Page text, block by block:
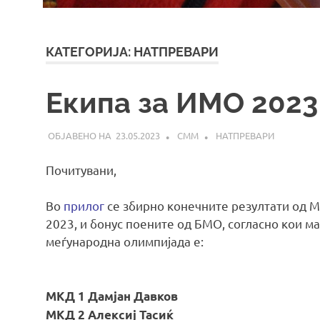
КАТЕГОРИЈА: НАТПРЕВАРИ
Екипа за ИMO 2023
23.05.2023 СММ НАТПРЕВАРИ
Почитувани,
Во прилог се збирно конечните резултати
2023, и бонус поените од БМО, согласно кои
меѓународна олимпијада е:
МКД 1 Дамјан Давков
МКД 2 Алексиј Тасиќ